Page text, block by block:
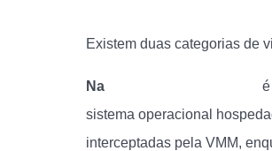
Existem duas categorias de
Na
sistema operacional
interceptadas pela VMM,